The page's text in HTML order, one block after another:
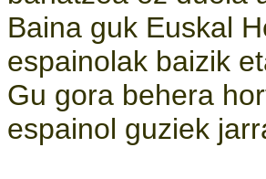
Baina guk Euskal
espainolak baizik
Gu gora behera
espainol guziek